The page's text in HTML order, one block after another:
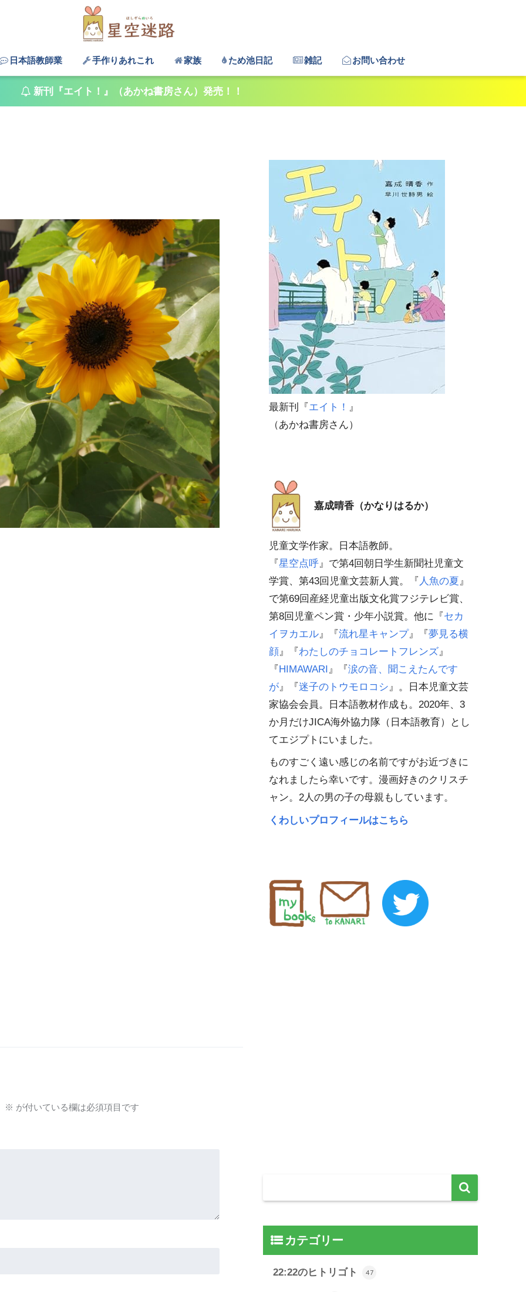
日本語教師業 手作りあれこれ 家族 ため池日記 雑記 お問い合わせ
新刊『エイト！』（あかね書房さん）発売！！
※ が付いている欄は必須項目です
最新刊『エイト！ 』
（あかね書房さん）
嘉成晴香（かなりはるか）
児童文学作家。日本語教師。
『星空点呼』で第4回朝日学生新聞社児童文
学賞、第43回児童文芸新人賞。『 人魚の夏』
で第69回産経児童出版文化賞フジテレビ賞、
第8回児童ペン賞・少年小説賞。他に『セカ
イヲカエル』『流れ星キャンプ』『夢見る横
顔』『わたしのチョコレートフレンズ』
『HIMAWARI』『涙の音、聞こえたんです
が』『迷子のトウモロコシ』。日本児童文芸
家協会会員。日本語教材作成も。2020年、3
か月だけJICA海外協力隊（日本語教育）とし
てエジプトにいました。
ものすごく遠い感じの名前ですがお近づきに
なれましたら幸いです。漫画好きのクリスチ
ャン。2人の男の子の母親もしています。
くわしいプロフィールはこちら
カテゴリー
22:22のヒトリゴト 47